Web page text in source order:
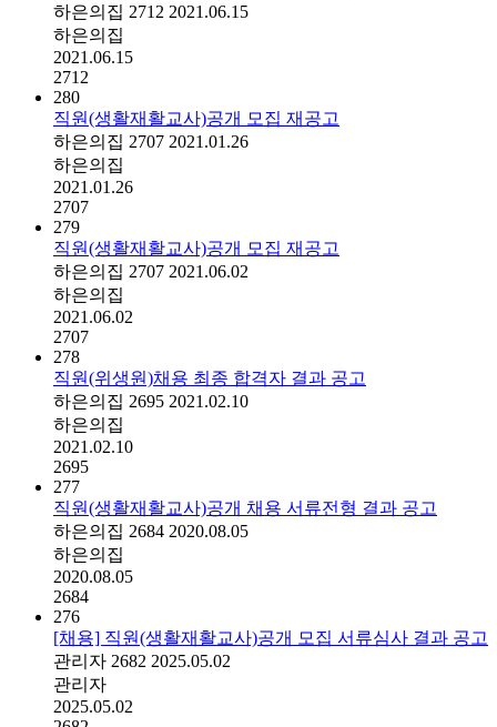
하은의집 2712 2021.06.15
하은의집
2021.06.15
2712
280
직원(생활재활교사)공개 모집 재공고
하은의집 2707 2021.01.26
하은의집
2021.01.26
2707
279
직원(생활재활교사)공개 모집 재공고
하은의집 2707 2021.06.02
하은의집
2021.06.02
2707
278
직원(위생원)채용 최종 합격자 결과 공고
하은의집 2695 2021.02.10
하은의집
2021.02.10
2695
277
직원(생활재활교사)공개 채용 서류전형 결과 공고
하은의집 2684 2020.08.05
하은의집
2020.08.05
2684
276
[채용] 직원(생활재활교사)공개 모집 서류심사 결과 공고
관리자 2682 2025.05.02
관리자
2025.05.02